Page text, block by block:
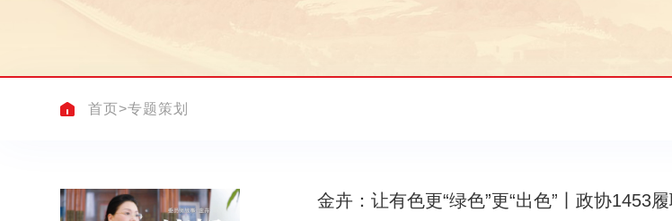
首页>专题策划
金卉：让有色更“绿色”更“出色”丨政协1453